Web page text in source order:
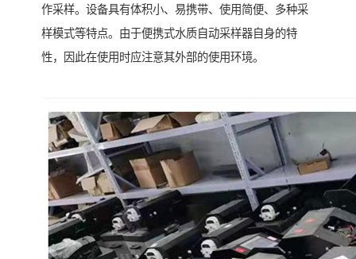
作采样。设备具有体积小、易携带、使用简便、多种采
样模式等特点。由于便携式水质自动采样器自身的特
性，因此在使用时应注意其外部的使用环境。